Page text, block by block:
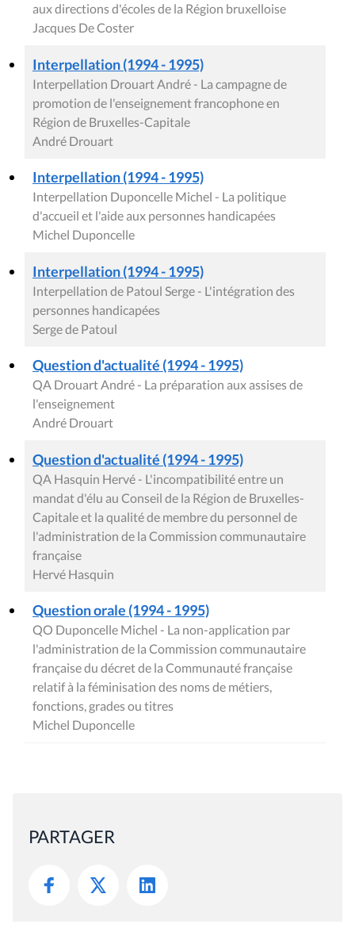
aux directions d'écoles de la Région bruxelloise
Jacques De Coster
Interpellation (1994 - 1995)
Interpellation Drouart André - La campagne de
promotion de l'enseignement francophone en
Région de Bruxelles-Capitale
André Drouart
Interpellation (1994 - 1995)
Interpellation Duponcelle Michel - La politique
d'accueil et l'aide aux personnes handicapées
Michel Duponcelle
Interpellation (1994 - 1995)
Interpellation de Patoul Serge - L'intégration des
personnes handicapées
Serge de Patoul
Question d'actualité (1994 - 1995)
QA Drouart André - La préparation aux assises de
l'enseignement
André Drouart
Question d'actualité (1994 - 1995)
QA Hasquin Hervé - L'incompatibilité entre un
mandat d'élu au Conseil de la Région de Bruxelles-
Capitale et la qualité de membre du personnel de
l'administration de la Commission communautaire
française
Hervé Hasquin
Question orale (1994 - 1995)
QO Duponcelle Michel - La non-application par
l'administration de la Commission communautaire
française du décret de la Communauté française
relatif à la féminisation des noms de métiers,
fonctions, grades ou titres
Michel Duponcelle
PARTAGER